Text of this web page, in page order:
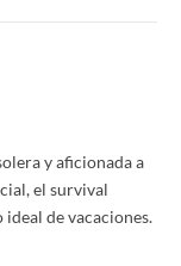
y aficionada a
el survival
de vacaciones.